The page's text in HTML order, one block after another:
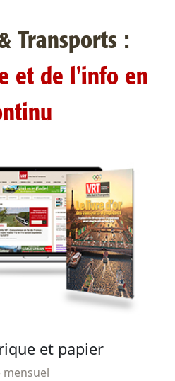
Transports :
et de l'info en
et papier
mensuel